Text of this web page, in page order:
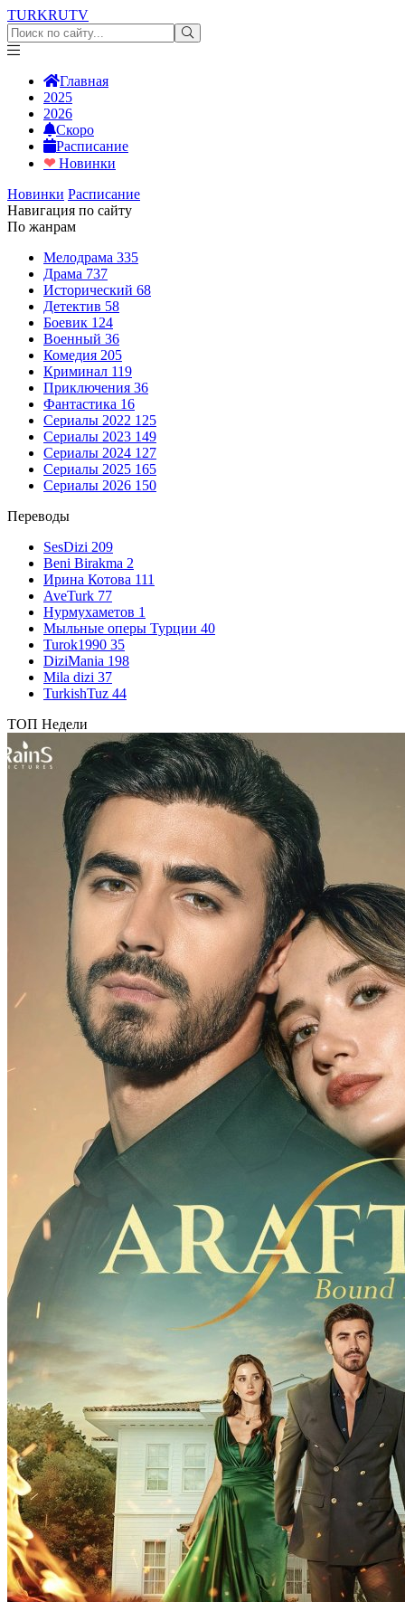
TURKRUTV
Главная
2025
2026
Скоро
Расписание
❤Новинки
Новинки Расписание
Навигация по сайту
По жанрам
Мелодрама 335
Драма 737
Исторический 68
Детектив 58
Боевик 124
Военный 36
Комедия 205
Криминал 119
Приключения 36
Фантастика 16
Сериалы 2022 125
Сериалы 2023 149
Сериалы 2024 127
Сериалы 2025 165
Сериалы 2026 150
Переводы
SesDizi 209
Beni Birakma 2
Ирина Котова 111
AveTurk 77
Нурмухаметов 1
Мыльные оперы Турции 40
Turok1990 35
DiziMania 198
Mila dizi 37
TurkishTuz 44
ТОП Недели